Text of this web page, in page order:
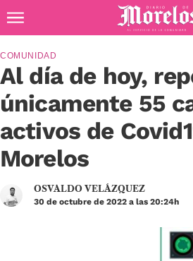
Diario de Morelos
Al día de hoy,
únicamente 55
activos de
Morelos
COMUNIDAD
OSVALDO VELÁZQUEZ
30 de octubre de 2022 a las 20:24h